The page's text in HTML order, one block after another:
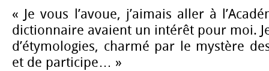
« Je vous l’avoue, j’aimais aller à
dictionnaire avaient un intérêt pour moi.
d’étymologies, charmé par le mystère
et de participe… »